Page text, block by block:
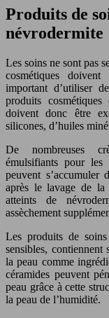
Produits de
névrodermite
Les soins ne sont pas
cosmétiques
important d’utiliser
produits
doivent donc être
silicones, d’huiles
De nombreuses
émulsifiants pour les
peuvent
après le lavage de la
atteints de
assèchement
Les produits de
sensibles, contiennent
la peau comme
céramides peuvent
peau grâce à cette
la peau de l’humidité.